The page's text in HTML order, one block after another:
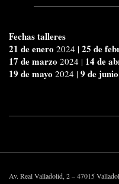
Fechas talleres
21 de enero 2024 | 25 de
17 de marzo 2024 | 14 de
19 de mayo 2024 | 9 de junio
Av. Real Valladolid, 2 – 47015